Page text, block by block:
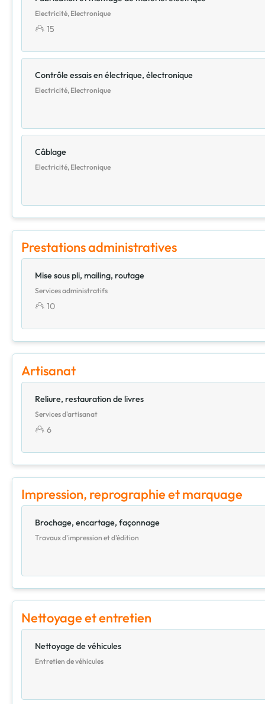
Electricité, Electronique
15
Contrôle essais en électrique, électronique
Electricité, Electronique
Câblage
Electricité, Electronique
Prestations administratives
Mise sous pli, mailing, routage
Services administratifs
10
Artisanat
Reliure, restauration de livres
Services d'artisanat
6
Impression, reprographie et marquage
Brochage, encartage, façonnage
Travaux d'impression et d'édition
Nettoyage et entretien
Nettoyage de véhicules
Entretien de véhicules